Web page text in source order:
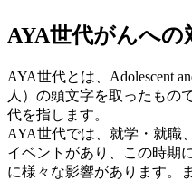
AYA世代がんへの
AYA世代とは、Adolescent
人）の頭文字を取ったもの
代を指します。
AYA世代では、就学・就職
イベントがあり、この時期
に様々な影響があります。